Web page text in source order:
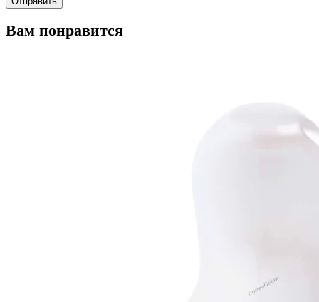
Вам понравится